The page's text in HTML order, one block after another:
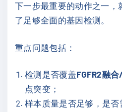
下一步最重要的动作之一，
了足够全面的基因检测。
重点问题包括：
检测是否覆盖FGFR2融
点突变；
样本质量是否足够，是